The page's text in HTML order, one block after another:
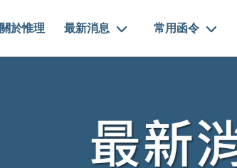
關於惟理 最新消息 常用函令